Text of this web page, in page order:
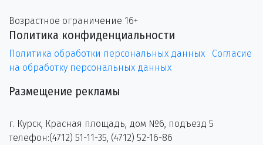
Возрастное ограничение 16+
Политика конфиденциальности
Политика обработки персональных данных
Согласие
на обработку персональных данных
Размещение рекламы
г. Курск, Красная площадь, дом №6, подъезд 5
телефон:(4712) 51-11-35, (4712) 52-16-86